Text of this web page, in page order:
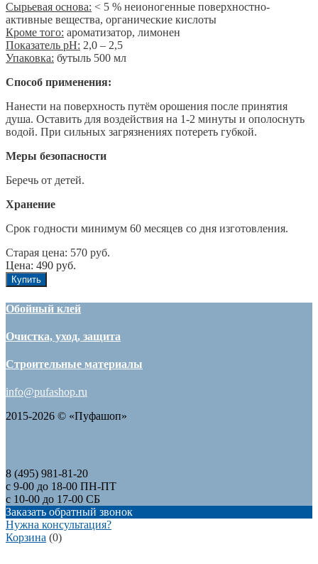
Сырьевая основа: < 5 % неионогенные поверхностно-
активные вещества, органические кислоты
Кроме того: ароматизатор, лимонен
Показатель pH: 2,0 – 2,5
Упаковка: бутыль 500 мл
Способ применения:
Нанести на поверхность путём орошения после принятия
душа. Оставить для воздействия на 1-2 минуты и ополоснуть
водой. При сильных загрязнениях потереть губкой.
Меры безопасности
Беречь от детей.
Хранение
Срок годности минимум 60 месяцев со дня изготовления.
Старая цена: 570 руб.
Цена: 490 руб.
Купить
Обойный клей
Очистка, уход, защита
Строительные материалы
info@pufashop.ru
2015-2026 © «Пуфашоп»
8 (495) 981-81-20
с 9-00 до 18-00 ПН-ПТ
с 10-00 до 17-00 СБ
Заказать обратный звонок
Нужна консультация?
Корзина (0)